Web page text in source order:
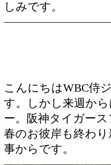
しみです。
こんにちはWBC侍
す。しかし来週か
ー。阪神タイガー
春のお彼岸も終わ
事からです。